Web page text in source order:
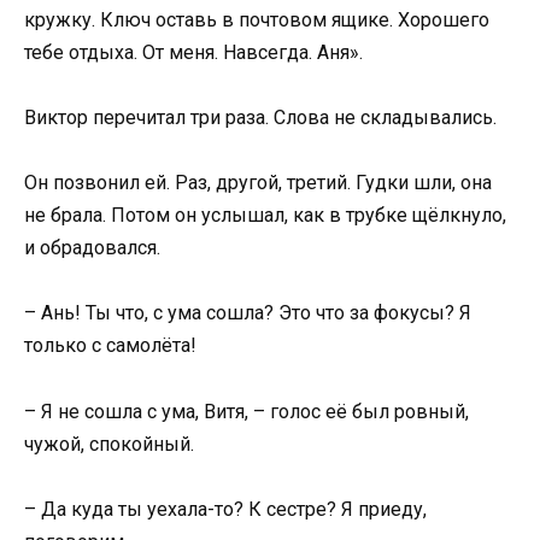
кружку. Ключ оставь в почтовом ящике. Хорошего
тебе отдыха. От меня. Навсегда. Аня».
Виктор перечитал три раза. Слова не складывались.
Он позвонил ей. Раз, другой, третий. Гудки шли, она
не брала. Потом он услышал, как в трубке щёлкнуло,
и обрадовался.
– Ань! Ты что, с ума сошла? Это что за фокусы? Я
только с самолёта!
– Я не сошла с ума, Витя, – голос её был ровный,
чужой, спокойный.
– Да куда ты уехала-то? К сестре? Я приеду,